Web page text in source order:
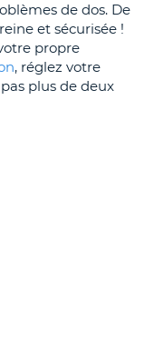
de dos. De
et sécurisée !
propre
, réglez votre
plus de deux